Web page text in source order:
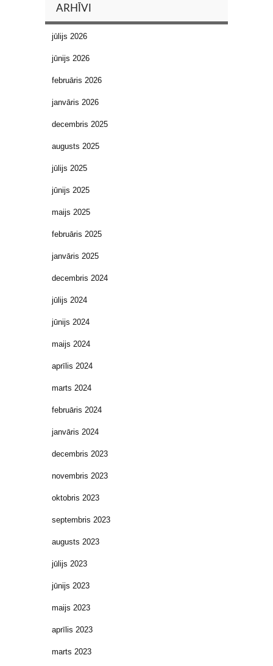
ARHĪVI
jūlijs 2026
jūnijs 2026
februāris 2026
janvāris 2026
decembris 2025
augusts 2025
jūlijs 2025
jūnijs 2025
maijs 2025
februāris 2025
janvāris 2025
decembris 2024
jūlijs 2024
jūnijs 2024
maijs 2024
aprīlis 2024
marts 2024
februāris 2024
janvāris 2024
decembris 2023
novembris 2023
oktobris 2023
septembris 2023
augusts 2023
jūlijs 2023
jūnijs 2023
maijs 2023
aprīlis 2023
marts 2023